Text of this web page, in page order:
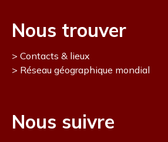
Nous trouver
Contacts & lieux
Réseau géographique mondial
Nous suivre